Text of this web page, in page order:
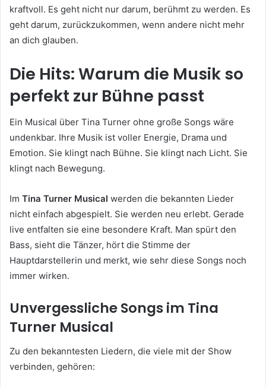
kraftvoll. Es geht nicht nur darum, berühmt zu werden. Es
geht darum, zurückzukommen, wenn andere nicht mehr
an dich glauben.
Die Hits: Warum die Musik so
perfekt zur Bühne passt
Ein Musical über Tina Turner ohne große Songs wäre
undenkbar. Ihre Musik ist voller Energie, Drama und
Emotion. Sie klingt nach Bühne. Sie klingt nach Licht. Sie
klingt nach Bewegung.
Im Tina Turner Musical werden die bekannten Lieder
nicht einfach abgespielt. Sie werden neu erlebt. Gerade
live entfalten sie eine besondere Kraft. Man spürt den
Bass, sieht die Tänzer, hört die Stimme der
Hauptdarstellerin und merkt, wie sehr diese Songs noch
immer wirken.
Unvergessliche Songs im Tina
Turner Musical
Zu den bekanntesten Liedern, die viele mit der Show
verbinden, gehören: